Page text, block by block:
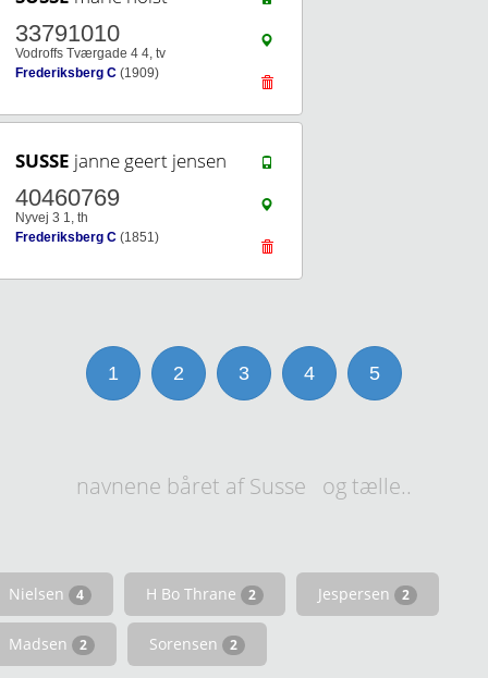
33791010
Vodroffs Tværgade 4 4, tv
Frederiksberg C (1909)
SUSSE janne geert jensen
40460769
Nyvej 3 1, th
Frederiksberg C (1851)
1 2 3 4 5
navnene båret af Susse og tælle..
Nielsen 4 H Bo Thrane 2 Jespersen 2
Madsen 2 Sorensen 2